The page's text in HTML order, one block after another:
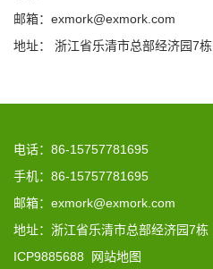
邮箱：exmork@exmork.com
地址： 浙江省乐清市总部经济园7栋
电话：86-15757781695
手机：86-15757781695
邮箱：exmork@exmork.com
地址：浙江省乐清市总部经济园7栋
ICP9885688
网站地图